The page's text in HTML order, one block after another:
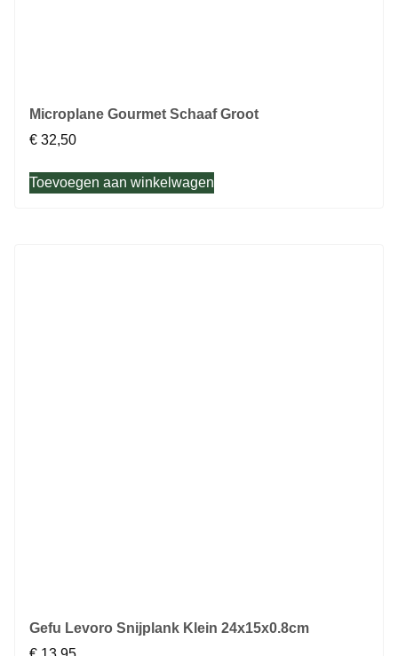
Microplane Gourmet Schaaf Groot
€ 32,50
Toevoegen aan winkelwagen
Gefu Levoro Snijplank Klein 24x15x0.8cm